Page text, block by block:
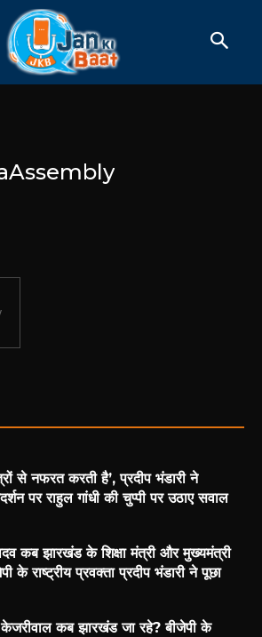
से नफरत करती है’, प्रदीप भंडारी ने
पर राहुल गांधी की चुप्पी पर उठाए सवाल
कब झारखंड के शिक्षा मंत्री और मुख्यमंत्री
के राष्ट्रीय प्रवक्ता प्रदीप भंडारी ने पूछा
केजरीवाल कब झारखंड जा रहे? बीजेपी के